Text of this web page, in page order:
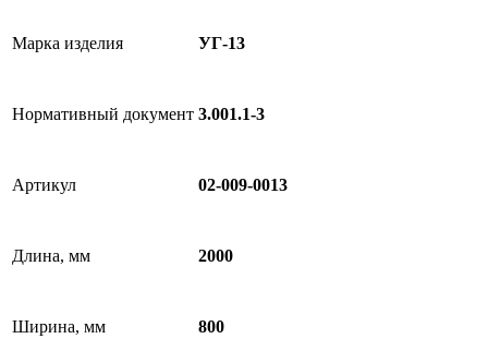
Марка изделия УГ-13
Нормативный документ 3.001.1-3
Артикул 02-009-0013
Длина, мм 2000
Ширина, мм 800